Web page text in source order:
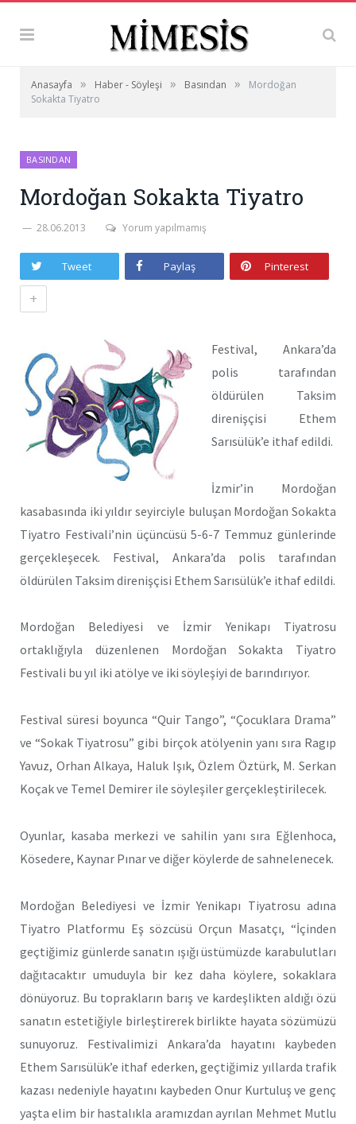
Anasayfa » Haber - Söyleşi » Basından »
Mordoğan
Sokakta Tiyatro
BASINDAN
Mordoğan Sokakta Tiyatro
28.06.2013 Yorum yapılmamış
Tweet Paylaş Pinterest
+
Festival, Ankara’da
polis tarafından
öldürülen Taksim
direnişçisi Ethem
Sarısülük’e ithaf edildi.
İzmir’in Mordoğan
kasabasında iki yıldır seyirciyle buluşan Mordoğan Sokakta
Tiyatro Festivali’nin üçüncüsü 5-6-7 Temmuz günlerinde
gerçekleşecek. Festival, Ankara’da polis tarafından
öldürülen Taksim direnişçisi Ethem Sarısülük’e ithaf edildi.
Mordoğan Belediyesi ve İzmir Yenikapı Tiyatrosu
ortaklığıyla düzenlenen Mordoğan Sokakta Tiyatro
Festivali bu yıl iki atölye ve iki söyleşiyi de barındırıyor.
Festival süresi boyunca “Quir Tango”, “Çocuklara Drama”
ve “Sokak Tiyatrosu” gibi birçok atölyenin yanı sıra Ragıp
Yavuz, Orhan Alkaya, Haluk Işık, Özlem Öztürk, M. Serkan
Koçak ve Temel Demirer ile söyleşiler gerçekleştirilecek.
Oyunlar, kasaba merkezi ve sahilin yanı sıra Eğlenhoca,
Kösedere, Kaynar Pınar ve diğer köylerde de sahnelenecek.
Mordoğan Belediyesi ve İzmir Yenikapı Tiyatrosu adına
Tiyatro Platformu Eş sözcüsü Orçun Masatçı, “İçinden
geçtiğimiz günlerde sanatın ışığı üstümüzde karabulutları
dağıtacaktır umuduyla bir kez daha köylere, sokaklara
dönüyoruz. Bu toprakların barış ve kardeşlikten aldığı özü
sanatın estetiğiyle birleştirerek birlikte hayata sözümüzü
sunuyoruz. Festivalimizi Ankara’da hayatını kaybeden
Ethem Sarısülük’e ithaf ederken, geçtiğimiz yıllarda trafik
kazası nedeniyle hayatını kaybeden Onur Kurtuluş ve genç
yaşta elim bir hastalıkla aramızdan ayrılan Mehmet Mutlu